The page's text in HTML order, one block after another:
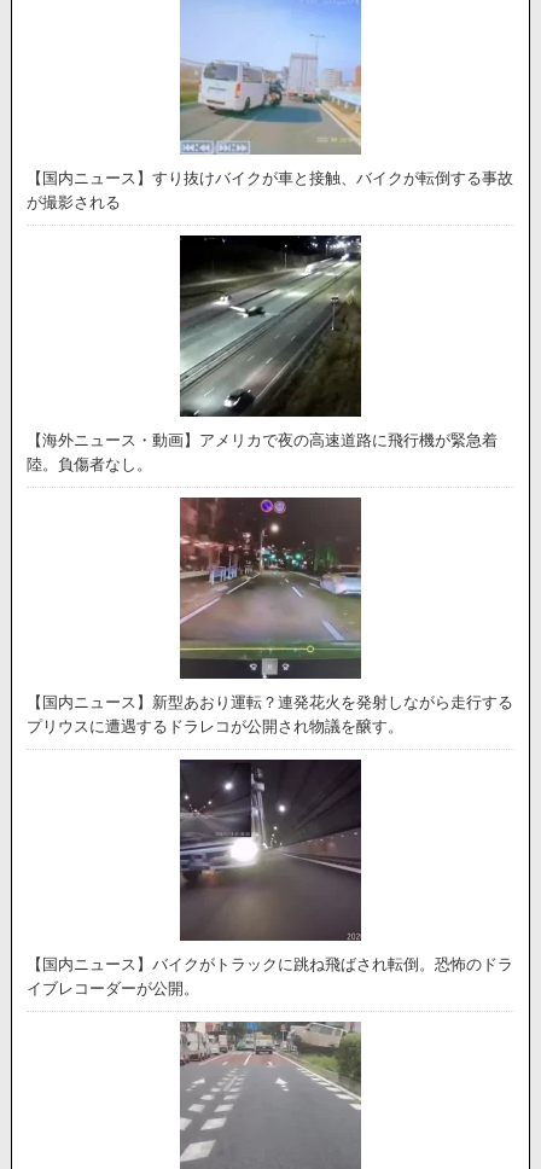
【国内ニュース】すり抜けバイクが車と接触、バイクが転倒する事故
が撮影される
【海外ニュース・動画】アメリカで夜の高速道路に飛行機が緊急着
陸。負傷者なし。
【国内ニュース】新型あおり運転？連発花火を発射しながら走行する
プリウスに遭遇するドラレコが公開され物議を醸す。
【国内ニュース】バイクがトラックに跳ね飛ばされ転倒。恐怖のドラ
イブレコーダーが公開。